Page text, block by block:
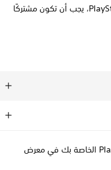
لتنزيل الألعاب من كتالوج ألعاب PlayStation Plus، يجب أن تكون مشتركًا
يمكن أيضًا العثور على ألعاب PlayStation Plus الخاصة بك في معرض